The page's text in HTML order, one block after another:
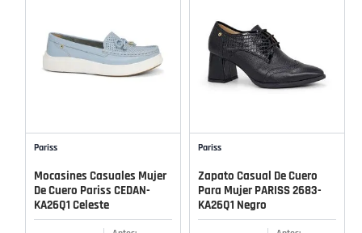
Pariss
Mocasines Casuales Mujer
De Cuero Pariss CEDAN-
KA26Q1 Celeste
Pariss
Zapato Casual De Cuero
Para Mujer PARISS 2683-
KA26Q1 Negro